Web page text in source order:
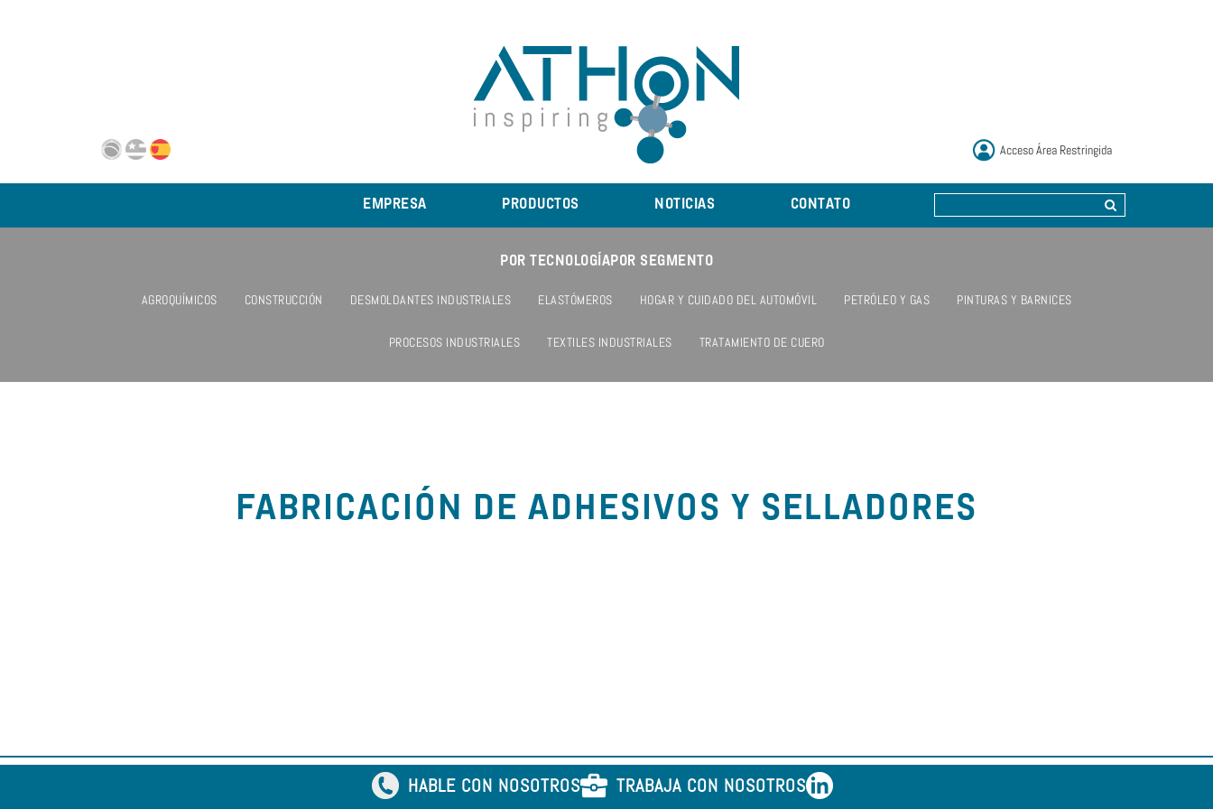
Acceso Área Restringida
EMPRESA PRODUCTOS NOTICIAS CONTATO
POR TECNOLOGÍAPOR SEGMENTO
AGROQUÍMICOS CONSTRUCCIÓN DESMOLDANTES INDUSTRIALES ELASTÓMEROS HOGAR Y CUIDADO DEL AUTOMÓVIL PETRÓLEO Y GAS PINTURAS Y BARNICES
PROCESOS INDUSTRIALES TEXTILES INDUSTRIALES TRATAMIENTO DE CUERO
FABRICACIÓN DE ADHESIVOS Y SELLADORES
HABLE CON NOSOTROS TRABAJA CON NOSOTROS